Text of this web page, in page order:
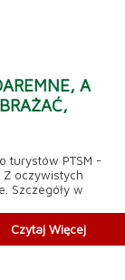
A
turystów PTSM -
Z oczywistych
Szczegóły w
Czytaj Więcej